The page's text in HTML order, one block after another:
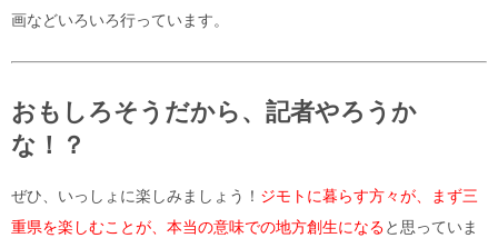
画などいろいろ行っています。
おもしろそうだから、記者やろうか
な！？
ぜひ、いっしょに楽しみましょう！ ジモトに暮らす方々が、まず三
重県を楽しむことが、本当の意味での地方創生になると思っていま